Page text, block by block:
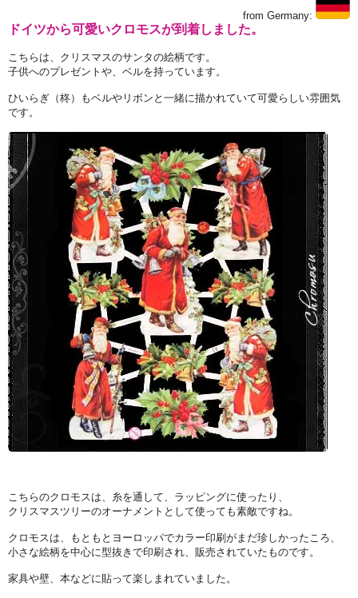
from Germany:
ドイツから可愛いクロモスが到着しました。
こちらは、クリスマスのサンタの絵柄です。
子供へのプレゼントや、ベルを持っています。
ひいらぎ（柊）もベルやリボンと一緒に描かれていて可愛らしい雰囲気
です。
こちらのクロモスは、糸を通して、ラッピングに使ったり、
クリスマスツリーのオーナメントとして使っても素敵ですね。
クロモスは、もともとヨーロッパでカラー印刷がまだ珍しかったころ、
小さな絵柄を中心に型抜きで印刷され、販売されていたものです。
家具や壁、本などに貼って楽しまれていました。